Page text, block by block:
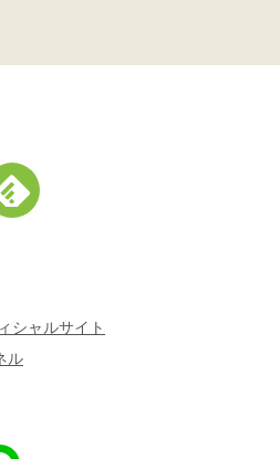
シャルサイト
ル